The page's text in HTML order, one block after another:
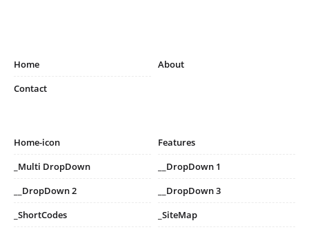
Home
About
Contact
Home-icon
Features
_Multi DropDown
__DropDown 1
__DropDown 2
__DropDown 3
_ShortCodes
_SiteMap